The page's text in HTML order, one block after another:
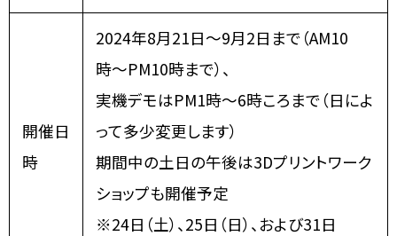
開催日
時
2024年8月21日〜9月2日まで（AM10
時〜PM10時まで）、
実機デモはPM1時〜6時ころまで（日によ
って多少変更します）
期間中の土日の午後は3Dプリントワーク
ショップも開催予定
※24日（土）、25日（日）、および31日